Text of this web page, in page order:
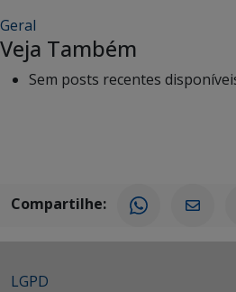
Geral
Veja Também
Sem posts recentes
Compartilhe:
LGPD